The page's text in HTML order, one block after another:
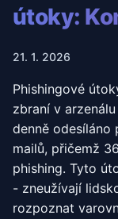
útoky:
21. 1. 2026
Phishingové
zbraní v
denně odesíláno
mailů, přičemž
phishing. Tyto
- zneužívají
rozpoznat